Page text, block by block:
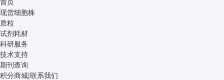
现货细胞株
质粒
试剂耗材
科研服务
技术支持
期刊查询
积分商城|联系我们